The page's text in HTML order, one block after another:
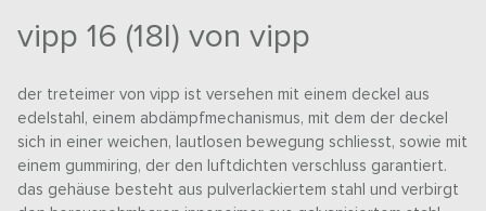
vipp 16 (18l) von vipp
der treteimer von vipp ist versehen mit einem deckel aus
edelstahl, einem abdämpfmechanismus, mit dem der deckel
sich in einer weichen, lautlosen bewegung schliesst, sowie mit
einem gummiring, der den luftdichten verschluss garantiert.
das gehäuse besteht aus pulverlackiertem stahl und verbirgt